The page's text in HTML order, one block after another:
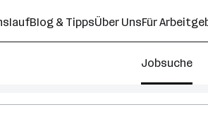
Blog & TippsÜber UnsFür
Jobsuche